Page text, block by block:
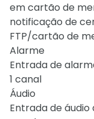
em cartão de
notificação de
FTP/cartão de
Alarme
Entrada de
1 canal
Áudio
Entrada de áudio